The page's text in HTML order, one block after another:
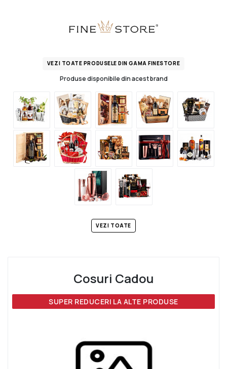
Cosuri Cadou
SUPER REDUCERI LA ALTE PRODUSE
VEZI TOATE PRODUSELE DIN GAMA FINESTORE
Produse disponibile din acest brand
VEZI TOATE